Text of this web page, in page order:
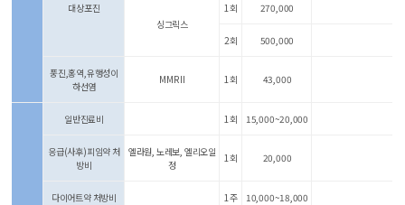
대상포진
싱그릭스
1회 270,000
2회 500,000
풍진,홍역,유행성이
하선염
MMR II 1회 43,000
일반진료비 1회 15,000~20,000
응급(사후)피임약 처
방비
엘라원, 노레보, 엘리오일
정
1회 20,000
다이어트약 처방비 1주 10,000~18,000